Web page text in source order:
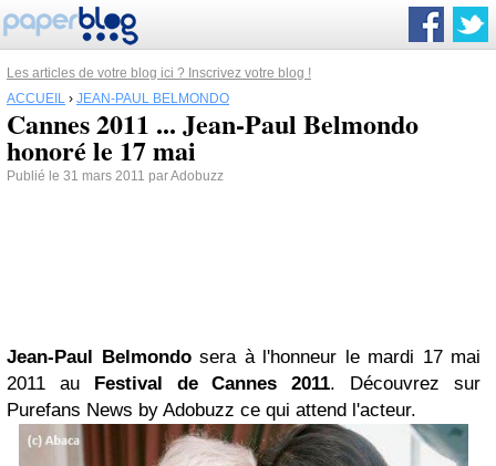
Les articles de votre blog ici ? Inscrivez votre blog !
ACCUEIL › JEAN-PAUL BELMONDO
Cannes 2011 ... Jean-Paul Belmondo
honoré le 17 mai
Publié le 31 mars 2011 par Adobuzz
Jean-Paul Belmondosera à l'honneur le mardi 17 mai
2011 au Festival de Cannes 2011. Découvrez sur
Purefans News by Adobuzz ce qui attend l'acteur.